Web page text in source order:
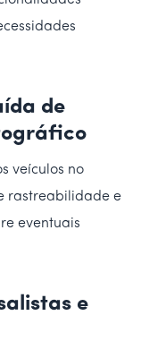
de
veículos no
rastreabilidade e
eventuais
e